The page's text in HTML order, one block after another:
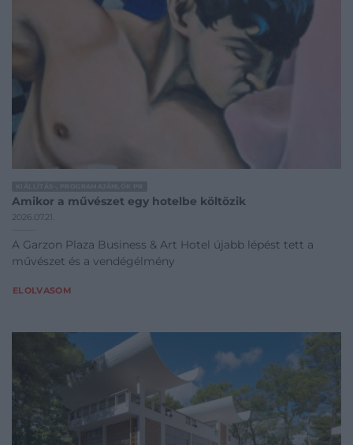
Amikor a művészet egy hotelbe költözik
2026.07.21.
A Garzon Plaza Business & Art Hotel újabb lépést tett a
művészet és a vendégélmény
ELOLVASOM